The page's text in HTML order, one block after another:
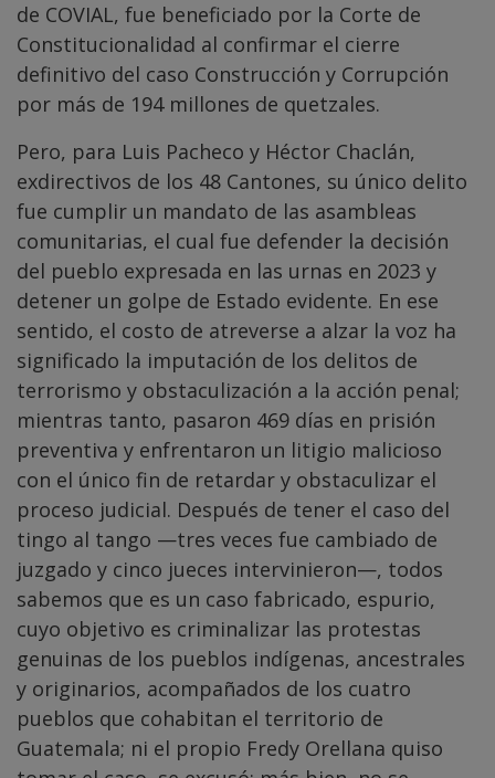
de COVIAL, fue beneficiado por la Corte de
Constitucionalidad al confirmar el cierre
definitivo del caso Construcción y Corrupción
por más de 194 millones de quetzales.
Pero, para Luis Pacheco y Héctor Chaclán,
exdirectivos de los 48 Cantones, su único delito
fue cumplir un mandato de las asambleas
comunitarias, el cual fue defender la decisión
del pueblo expresada en las urnas en 2023 y
detener un golpe de Estado evidente. En ese
sentido, el costo de atreverse a alzar la voz ha
significado la imputación de los delitos de
terrorismo y obstaculización a la acción penal;
mientras tanto, pasaron 469 días en prisión
preventiva y enfrentaron un litigio malicioso
con el único fin de retardar y obstaculizar el
proceso judicial. Después de tener el caso del
tingo al tango —tres veces fue cambiado de
juzgado y cinco jueces intervinieron—, todos
sabemos que es un caso fabricado, espurio,
cuyo objetivo es criminalizar las protestas
genuinas de los pueblos indígenas, ancestrales
y originarios, acompañados de los cuatro
pueblos que cohabitan el territorio de
Guatemala; ni el propio Fredy Orellana quiso